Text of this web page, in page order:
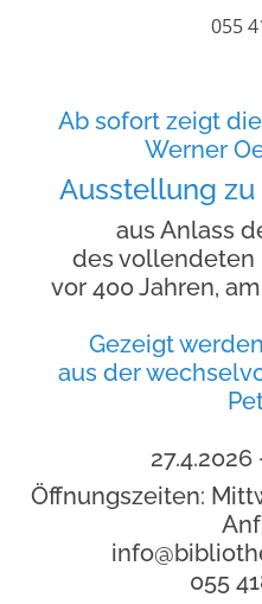
055
Ab sofort zeigt
Werner
Ausstellung zu
aus Anlass
des vollendeten
vor 400 Jahren,
Gezeigt
aus der
27.4.2026
Öffnungszeiten:
055